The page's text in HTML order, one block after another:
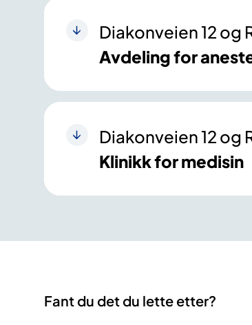
Diakonveien 12 og
Avdeling for
Diakonveien 12 og
Klinikk for medisin
Fant du det du lette etter?